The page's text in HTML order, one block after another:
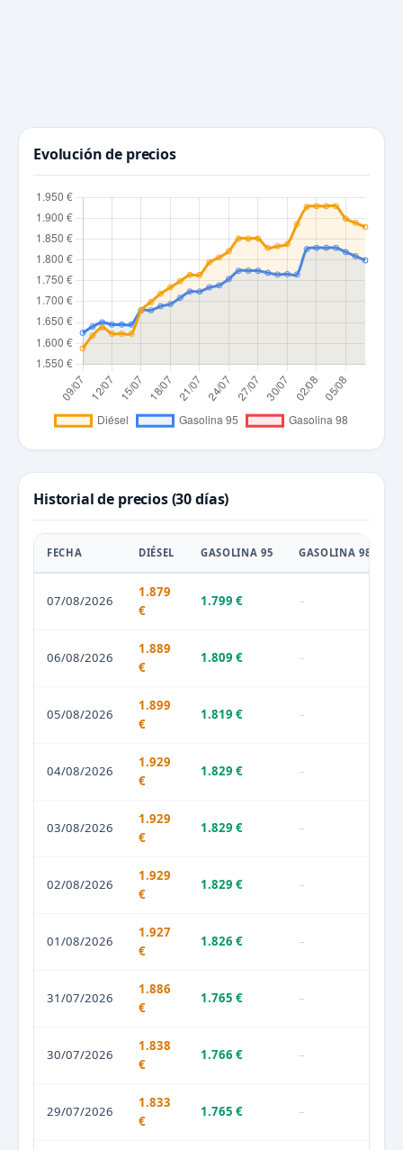
Evolución de precios
Historial de precios (30 días)
FECHA DIÉSEL GASOLINA 95 GASOLINA 98
07/08/2026
1.879
€
1.799 € –
06/08/2026
1.889
€
1.809 € –
05/08/2026
1.899
€
1.819 € –
04/08/2026
1.929
€
1.829 € –
03/08/2026
1.929
€
1.829 € –
02/08/2026
1.929
€
1.829 € –
01/08/2026
1.927
€
1.826 € –
31/07/2026
1.886
€
1.765 € –
30/07/2026
1.838
€
1.766 € –
29/07/2026
1.833
€
1.765 € –